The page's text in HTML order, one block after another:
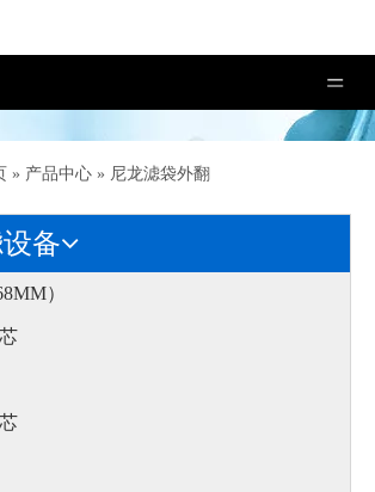
» 产品中心 » 尼龙滤袋外翻
备
）